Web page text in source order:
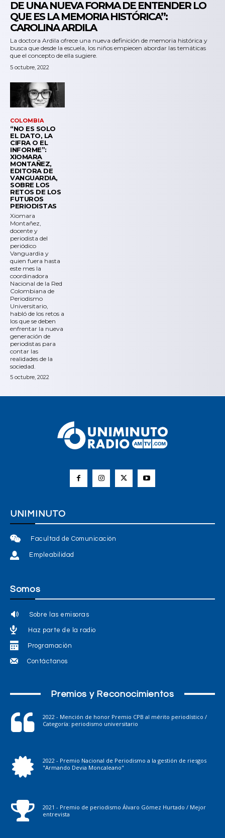
DE UNA NUEVA FORMA DE ENTENDER LO
QUE ES LA MEMORIA HISTÓRICA”:
CAROLINA ARDILA
La doctora Ardila ofrece una nueva definición de memoria histórica y
busca que desde la escuela, los niños empiecen abordar las temáticas
que el concepto de ella sugiere.
5 octubre, 2022
COLOMBIA
“NO ES SOLO
EL DATO, LA
CIFRA O EL
INFORME”:
XIOMARA
MONTAÑEZ,
EDITORA DE
VANGUARDIA,
SOBRE LOS
RETOS DE LOS
FUTUROS
PERIODISTAS
Xiomara
Montañez,
docente y
periodista del
periódico
Vanguardia y
quien fuera hasta
este mes la
coordinadora
Nacional de la Red
Colombiana de
Periodismo
Universitario,
habló de los retos a
los que se deben
enfrentar la nueva
generación de
periodistas para
contar las
realidades de la
sociedad.
5 octubre, 2022
UNIMINUTO
Facultad de Comunicación
Empleabilidad
Somos
Sobre las emisoras
Haz parte de la radio
Programación
Contáctanos
Premios y Reconocimientos
2022 - Mención de honor Premio CPB al mérito periodístico /
Categoría: periodismo universitario
2022 - Premio Nacional de Periodismo a la gestión de riesgos
"Armando Devia Moncaleano"
2021 - Premio de periodismo Álvaro Gómez Hurtado / Mejor
entrevista